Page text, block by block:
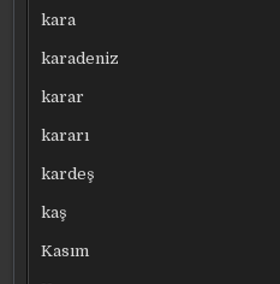
kara
karadeniz
karar
kararı
kardeş
kaş
Kasım